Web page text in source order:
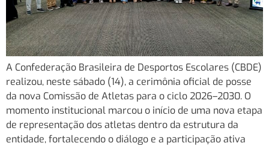
A Confederação Brasileira de Desportos Escolares (CBDE)
realizou, neste sábado (14), a cerimônia oficial de posse
da nova Comissão de Atletas para o ciclo 2026–2030. O
momento institucional marcou o início de uma nova etapa
de representação dos atletas dentro da estrutura da
entidade, fortalecendo o diálogo e a participação ativa